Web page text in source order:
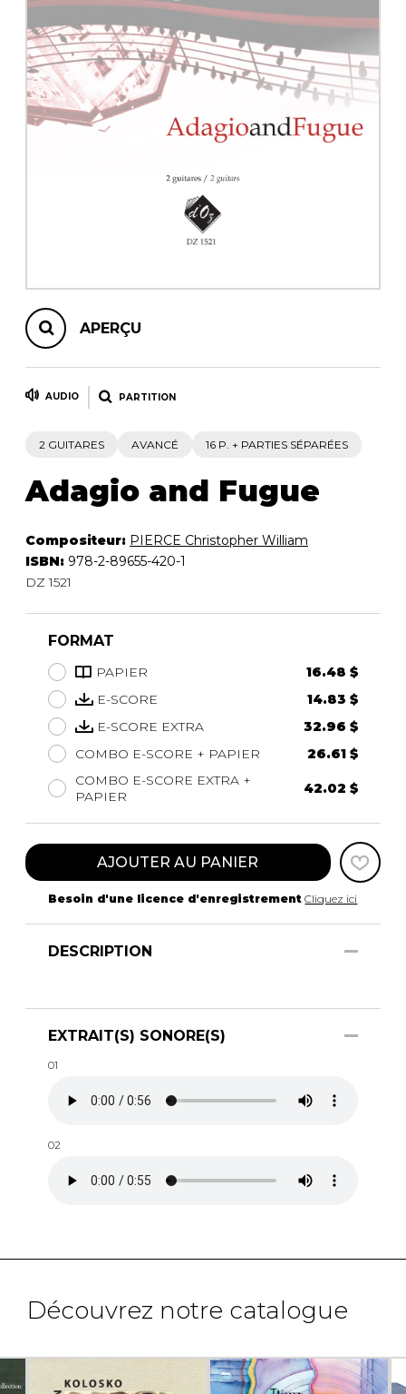
AUTRES PRODUITS
APERÇU
AUDIO PARTITION
2 GUITARES AVANCÉ 16 P. + PARTIES SÉPARÉES
Adagio and Fugue
Compositeur: PIERCE Christopher William
ISBN: 978-2-89655-420-1
DZ 1521
FORMAT
PAPIER
16.48 $
E-SCORE
14.83 $
E-SCORE EXTRA
32.96 $
COMBO E-SCORE + PAPIER
26.61 $
COMBO E-SCORE EXTRA +
PAPIER
42.02 $
AJOUTER AU PANIER
Besoin d'une licence d'enregistrement Cliquez ici
DESCRIPTION
EXTRAIT(S) SONORE(S)
01
02
Découvrez notre catalogue